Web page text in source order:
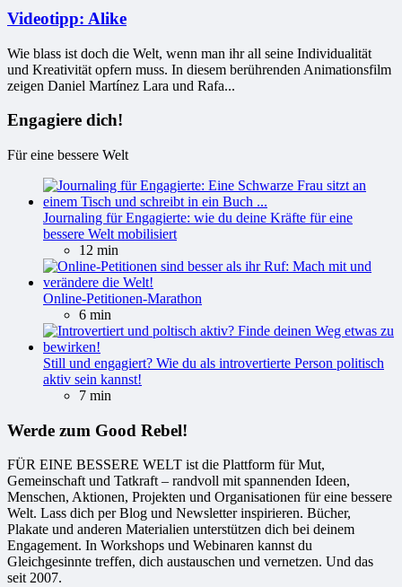
Videotipp: Alike
Wie blass ist doch die Welt, wenn man ihr all seine Individualität
und Kreativität opfern muss. In diesem berührenden Animationsfilm
zeigen Daniel Martínez Lara und Rafa...
Engagiere dich!
Für eine bessere Welt
Journaling für Engagierte: wie du deine Kräfte für eine
bessere Welt mobilisiert
12 min
Online-Petitionen-Marathon
6 min
Still und engagiert? Wie du als introvertierte Person politisch
aktiv sein kannst!
7 min
Werde zum Good Rebel!
FÜR EINE BESSERE WELT ist die Plattform für Mut,
Gemeinschaft und Tatkraft – randvoll mit spannenden Ideen,
Menschen, Aktionen, Projekten und Organisationen für eine bessere
Welt. Lass dich per Blog und Newsletter inspirieren. Bücher,
Plakate und anderen Materialien unterstützen dich bei deinem
Engagement. In Workshops und Webinaren kannst du
Gleichgesinnte treffen, dich austauschen und vernetzen. Und das
seit 2007.